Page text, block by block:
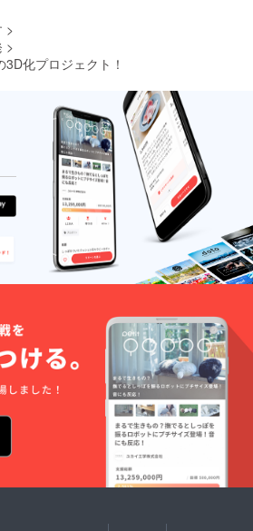
>
>
3D化プロジェクト！